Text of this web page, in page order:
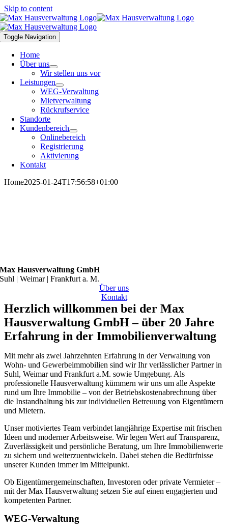
Skip to content
Toggle Navigation
Home
Über uns
Wir stellen uns vor
Leistungen
WEG-Verwaltung
Mietverwaltung
Rückrufservice
Standorte
Kundenbereich
Onlinebereich
Registrierung
Aktivierung
Kontakt
Home2025-01-24T17:56:58+01:00
Max Hausverwaltung GmbH
Suhl | Weimar | Frankfurt a. M.
Über uns
Kontakt
Herzlich willkommen bei der Max
Hausverwaltung GmbH – über 20 Jahre
Erfahrung in der Immobilienverwaltung
Mit mehr als zwei Jahrzehnten Erfahrung in der Verwaltung von
Wohn- und Gewerbeimmobilien sind wir Ihr verlässlicher Partner in
Suhl, Weimar und Frankfurt a.M. sowie Umgebung. Als
professionelle Hausverwaltung kümmern wir uns um alle Aspekte
rund um Ihre Immobilie – von der Betriebskostenabrechnung über
die Instandhaltung bis zur individuellen Betreuung von Eigentümern
und Mietern.
Unser motiviertes Team verbindet langjährige Expertise mit frischen
Ideen und moderner Arbeitsweise. Wir legen Wert auf Transparenz,
Zuverlässigkeit und persönliche Beratung, um Ihre Immobilienwerte
zu sichern und weiterzuentwickeln. Dabei stehen die Bedürfnisse
unserer Kunden immer im Mittelpunkt.
Ob Eigentümergemeinschaften, Investoren oder private Vermieter –
mit der Max Hausverwaltung setzen Sie auf einen engagierten und
kompetenten Partner.
WEG-Verwaltung